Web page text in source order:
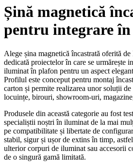
Șină magnetică
pentru integrare
Alege șina magnetică încastrată oferită
dedicată proiectelor în care se urmărește
iluminat în plafon pentru un aspect
Profilul este conceput pentru montaj
carton și permite realizarea unor soluții
locuințe, birouri, showroom-uri,
Produsele din această categorie au fost
specialiștii noștri în iluminat de la mai
pe compatibilitate și libertate de
stabil, sigur și ușor de extins în timp,
ulterior corpuri de iluminat sau accesorii
de o singură gamă limitată.